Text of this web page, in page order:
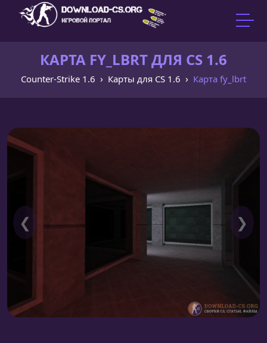
КАРТА FY_LBRT ДЛЯ CS 1.6
Counter-Strike 1.6 Карты для CS 1.6 Карта fy_lbrt
❮ ❯